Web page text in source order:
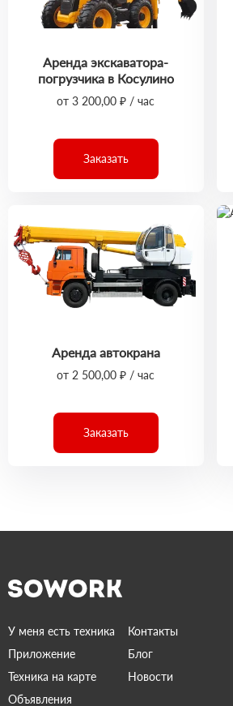
Аренда экскаватора-
погрузчика в Косулино
от 3 200,00 ₽ / час
Заказать
Аренда автокрана
от 2 500,00 ₽ / час
Заказать
У меня есть техника
Контакты
Приложение
Блог
Техника на карте
Новости
Объявления